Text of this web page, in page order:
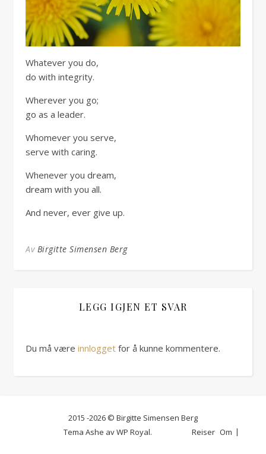
Whatever you do,
do with integrity.
Wherever you go;
go as a leader.
Whomever you serve,
serve with caring.
Whenever you dream,
dream with you all.
And never, ever give up.
Av Birgitte Simensen Berg
LEGG IGJEN ET SVAR
Du må være innlogget for å kunne kommentere.
2015 -2026 © Birgitte Simensen Berg
Reiser Om
Tema Ashe avWP Royal.